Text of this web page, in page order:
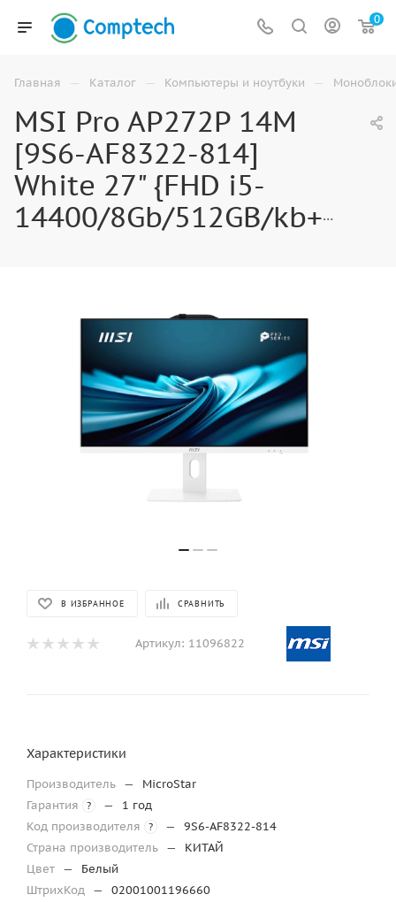
0
Главная — Каталог — Компьютеры и ноутбуки —
MSI Pro AP272P 14M
[9S6-AF8322-814]
White 27" {FHD i5-
14400/8Gb/512GB/kb+m/noOS}
В ИЗБРАННОЕ СРАВНИТЬ
Артикул: 11096822
Характеристики
Производитель —
MicroStar
Гарантия
? —
1 год
Код производителя
? —
9S6-AF8322-814
Страна производитель —
КИТАЙ
Цвет —
Белый
ШтрихКод — 02001001196660